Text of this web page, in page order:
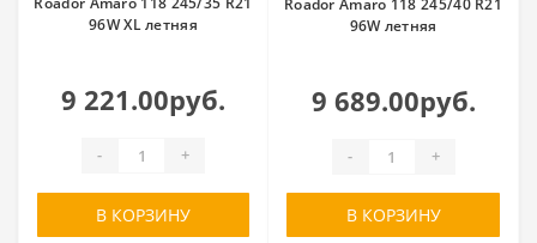
96W XL летняя
9 221.00руб.
- +
В КОРЗИНУ
96W летняя
9 689.00руб.
- +
В КОРЗИНУ